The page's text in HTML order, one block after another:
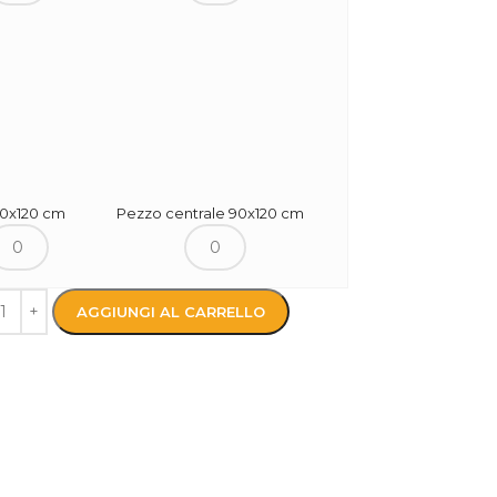
cm Pezzo centrale 90x120 cm
AGGIUNGI AL CARRELLO